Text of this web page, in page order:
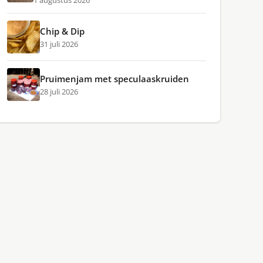
Chip & Dip
31 juli 2026
Pruimenjam met speculaaskruiden
28 juli 2026